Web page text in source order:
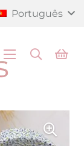
Português